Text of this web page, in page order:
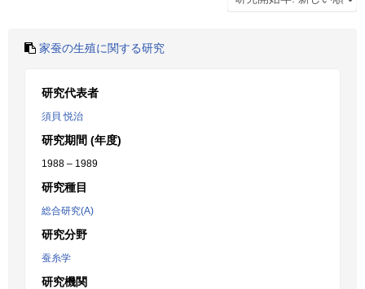
家蚕の生殖に関する研究
研究代表者
須貝 悦治
研究期間 (年度)
1988 – 1989
研究種目
総合研究(A)
研究分野
蚕糸学
研究機関